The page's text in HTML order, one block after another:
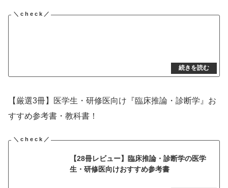
【厳選3冊】医学生・研修医向け『臨床推論・診断学』お
すすめ参考書・教科書！
【28冊レビュー】臨床推論・診断学の医学
生・研修医向けおすすめ参考書